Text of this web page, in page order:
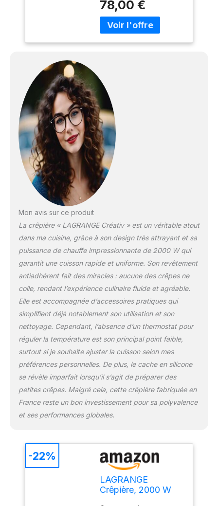
double fonction : Le
système du pochoir
empêche la pâte de
sa forme carrée permet
un rangement optimisé
et s’intègre à tous les
intérieurs avec le coloris
minéral. Adaptée aux
enfants: Les surfaces
chaudes de la crêpière
sont protégées par
l'enveloppe silicone du
pochoir, réduisant le
risque de brûlures de
78,00 €
Mon avis sur ce produit
La crêpière « LAGRANGE Créativ » est un véritable atout
dans ma cuisine, grâce à son design très attrayant et sa
puissance de chauffe impressionnante de 2000 W qui
garantit une cuisson rapide et uniforme. Son revêtement
antiadhérent fait des miracles : aucune des crêpes ne
colle, rendant l’expérience culinaire fluide et agréable.
Elle est accompagnée d’accessoires pratiques qui
simplifient déjà notablement son utilisation et son
nettoyage. Cependant, l’absence d’un thermostat pour
réguler la température est son principal point faible,
surtout si je souhaite ajuster la cuisson selon mes
préférences personnelles. De plus, le cache en silicone
se révèle imparfait lorsqu’il s’agit de préparer des
petites crêpes. Malgré cela, cette crêpière fabriquée en
France reste un bon investissement pour sa polyvalence
et ses performances globales.
LAGRANGE
Crêpière, 2000 W
-22%